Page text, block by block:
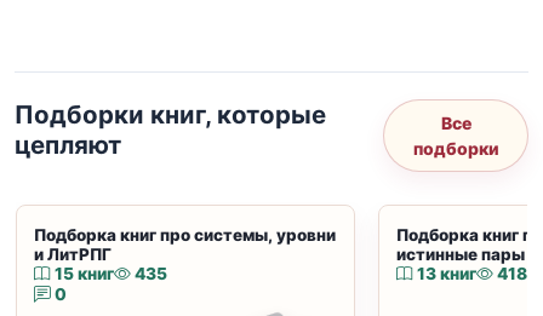
Подборки книг, которые
цепляют
Все
подборки
Подборка книг про системы, уровни
и ЛитРПГ
15 книг
435
0
Подборка книг
истинные пары
13 книг
418